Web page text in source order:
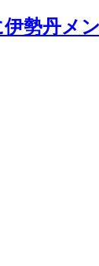
勢丹メ